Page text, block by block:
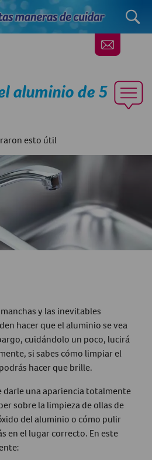
aluminio de 5
esto útil
y las inevitables
hacer que el aluminio se vea
cuidándolo un poco, lucirá
si sabes cómo limpiar el
hacer que brille.
darle una apariencia totalmente
sobre la limpieza de ollas de
del aluminio o cómo pulir
en el lugar correcto. En este